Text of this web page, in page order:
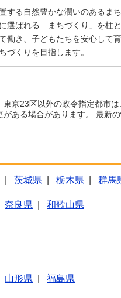
する自然豊かな潤いのあるま
選ばれる まちづくり」を柱
働き、子どもたちを安心して
づくりを目指します。
京23区以外の政令指定都市は
ある場合があります。 最新
茨城県 栃木県 群馬
奈良県 和歌山県
山形県 福島県